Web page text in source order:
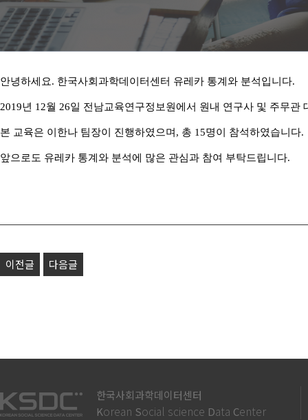
안녕하세요. 한국사회과학데이터센터 유레카 통계와 분석입니다.
2019년 12월 26일 전남교육연구정보원에서 원내 연구사 및 주무
본 교육은 이한나 팀장이 진행하였으며, 총 15명이 참석하였습니다.
앞으로도 유레카 통계와 분석에 많은 관심과 참여 부탁드립니다.
이전글 다음글
한국사회과학데이터센터
Korean Social science Data Center